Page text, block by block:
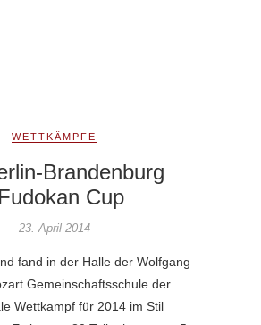
WETTKÄMPFE
Brandenburg
Fudokan Cup
23. April 2014
fand in der Halle der Wolfgang
Gemeinschaftsschule der
Wettkampf für 2014 im Stil